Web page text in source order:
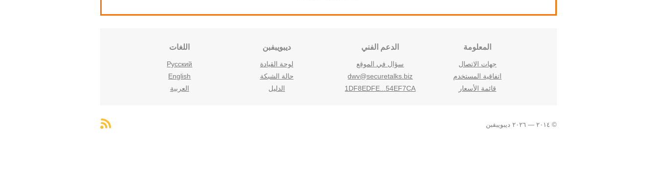
المعلومة
جهات الاتصال
اتفاقية المستخدم
قائمة الأسعار
الدعم الفني
سؤال في الموقع
dwv@securetalks.biz
1DF8EDFE...54EF7CA
ديبويبفبن
لوحة القيادة
حالة الشبكة
الدليل
اللغات
Русский
English
العربية
© ٢٠١٤ — ٢٠٢٦ ديبويبفبن